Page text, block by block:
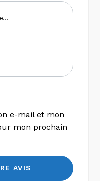
e-mail et mon
mon prochain